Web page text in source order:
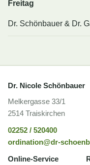
Freitag
Dr. Schönbauer & Dr.
Dr. Nicole Schönbauer
Melkergasse 33/1
2514 Traiskirchen
02252 / 520400
ordination@dr-
Online-Service